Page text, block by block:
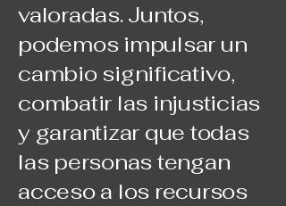
valoradas. Juntos,
podemos impulsar un
cambio significativo,
combatir las injusticias
y garantizar que todas
las personas tengan
acceso a los recursos